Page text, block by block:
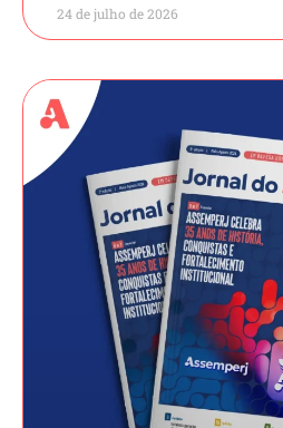
24 de julho de 2026